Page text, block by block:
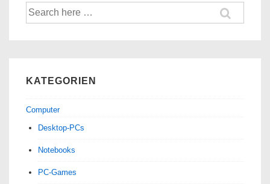
AF300EU
Suche
nach:
KATEGORIEN
Computer
Desktop-PCs
Notebooks
PC-Games